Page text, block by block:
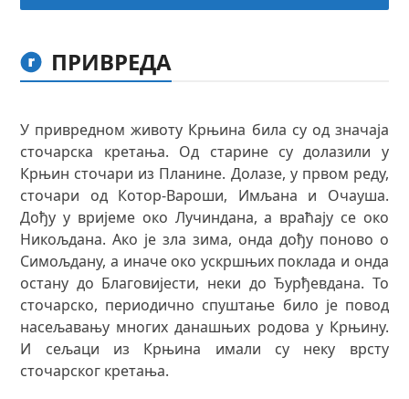
ПРИВРЕДА
У привредном животу Крњина била су од значаја
сточарска кретања. Од старине су долазили у
Крњин сточари из Планине. Долазе, у првом реду,
сточари од Котор-Вароши, Имљана и Очауша.
Дођу у вријеме око Лучиндана, а враћају се око
Никољдана. Ако је зла зима, онда дођу поново о
Симољдану, а иначе око ускршњих поклада и онда
остану до Благовијести, неки до Ђурђевдана. То
сточарско, периодично спуштање било је повод
насељавању многих данашњих родова у Крњину.
И сељаци из Крњина имали су неку врсту
сточарског кретања.